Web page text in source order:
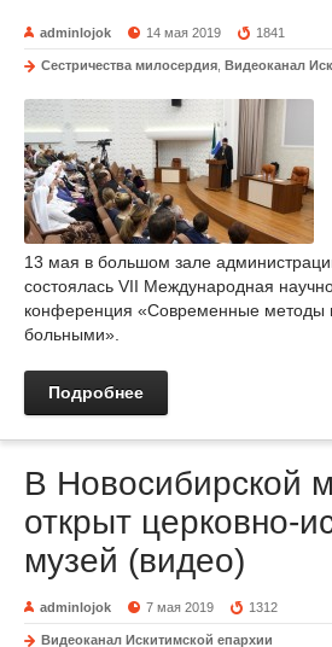
adminlojok 14 мая 2019 1841
Сестричества милосердия Видеоканал
13 мая в большом зале
состоялась VII Международная
конференция «Современные методы
больными».
Подробнее
В Новосибирской
открыт церковно-
музей (видео)
adminlojok 7 мая 2019 1312
Видеоканал Искитимской епархии